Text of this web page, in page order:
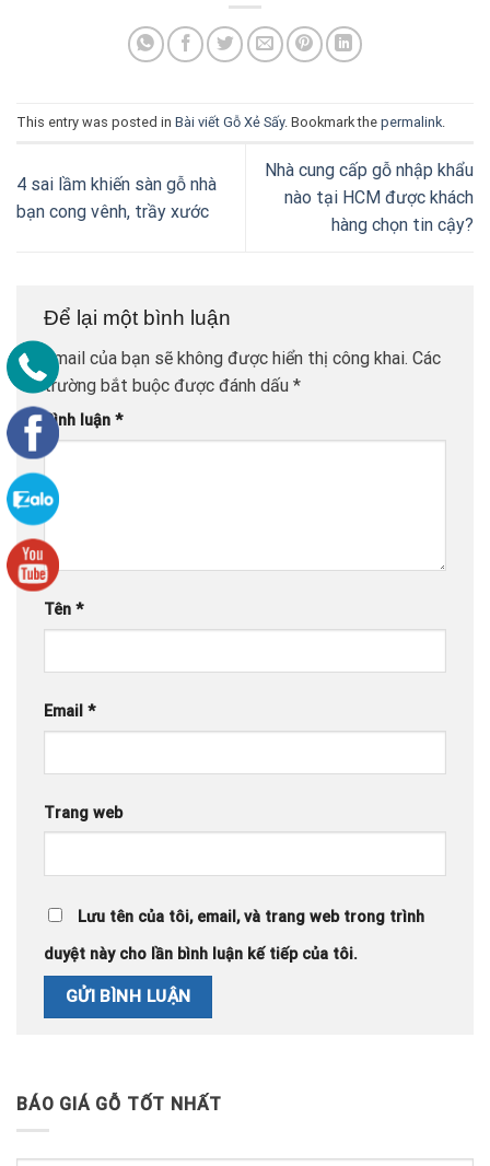
This entry was posted in Bài viết Gỗ Xẻ Sấy. Bookmark the permalink
4 sai lầm khiến sàn gỗ nhà
bạn cong vênh, trầy xước
Nhà cung cấp gỗ nhập khẩu
nào tại HCM được khách
hàng chọn tin cậy?
Để lại một bình luận
Email của bạn sẽ không được hiển thị công khai. Các
trường bắt buộc được đánh dấu *
Bình luận *
Tên *
Email *
Trang web
Lưu tên của tôi, email, và trang web trong trình
duyệt này cho lần bình luận kế tiếp của tôi.
BÁO GIÁ GỖ TỐT NHẤT